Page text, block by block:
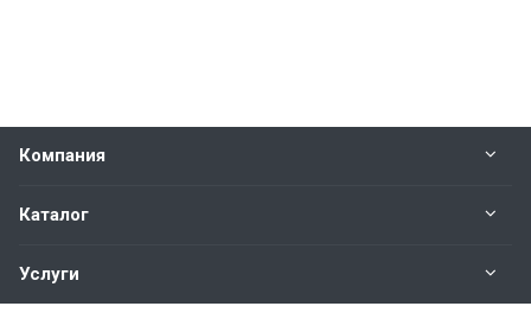
Компания
Каталог
Услуги